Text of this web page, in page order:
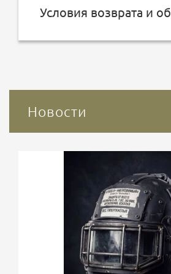
Условия возврата и
Новости